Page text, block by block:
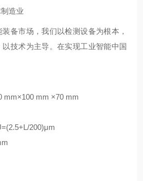
造业
备市场，我们以检测设备为根本，
技术为主导。在实现工业智能中国
mm×100 mm ×70 mm
200)μm